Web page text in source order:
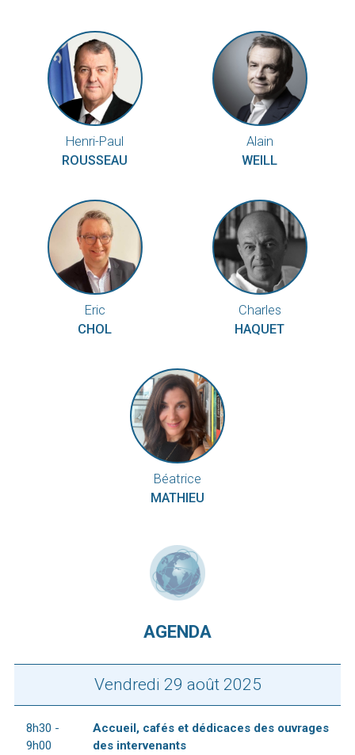
Henri-Paul
ROUSSEAU
Alain
WEILL
Eric
CHOL
Charles
HAQUET
Béatrice
MATHIEU
AGENDA
Vendredi 29 août 2025
8h30 -
9h00
Accueil, cafés et dédicaces des ouvrages
des intervenants